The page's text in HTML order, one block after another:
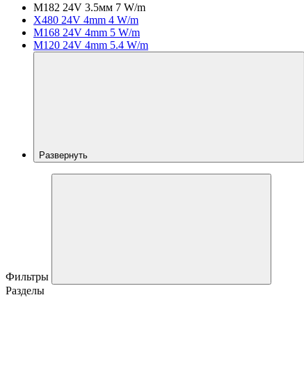
M182 24V 3.5мм 7 W/m
X480 24V 4mm 4 W/m
M168 24V 4mm 5 W/m
M120 24V 4mm 5.4 W/m
Развернуть
Фильтры
Разделы